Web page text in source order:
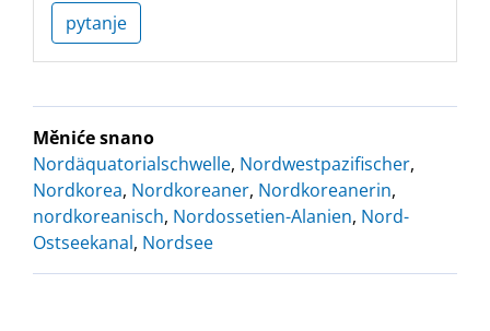
pytanje
Měniće snano
Nordäquatorialschwelle, Nordwestpazifischer,
Nordkorea, Nordkoreaner, Nordkoreanerin,
nordkoreanisch, Nordossetien-Alanien, Nord-
Ostseekanal, Nordsee